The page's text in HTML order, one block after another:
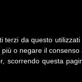
terzi da questo
più o negare il
scorrendo questa